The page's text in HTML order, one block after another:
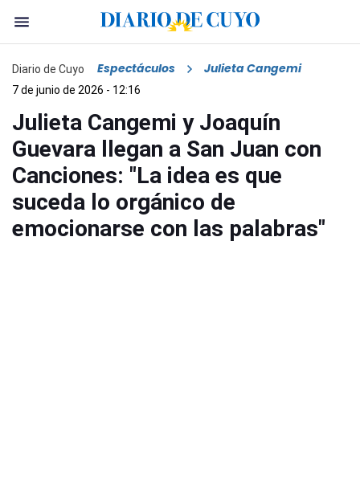
Diario de Cuyo Espectáculos Julieta Cangemi
7 de junio de 2026 - 12:16
Julieta Cangemi y Joaquín
Guevara llegan a San Juan con
Canciones: "La idea es que
suceda lo orgánico de
emocionarse con las palabras"